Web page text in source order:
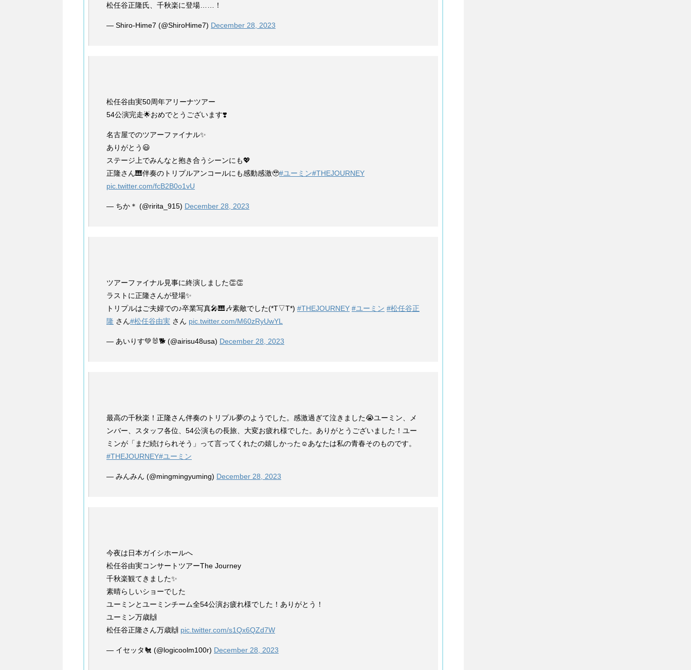
松任谷正隆氏、千秋楽に登場……！
— Shiro-Hime7 (@ShiroHime7) December 28, 2023
松任谷由実50周年アリーナツアー
54公演完走🌟おめでとうございます❣️
名古屋でのツアーファイナル✨
ありがとう😃
ステージ上でみんなと抱き合うシーンにも💖
正隆さん🎹伴奏のトリプルアンコールにも感動感激🥹#ユーミン#THEJOURNEY
pic.twitter.com/fcB2B0o1vU
— ちか＊ (@ririta_915) December 28, 2023
ツアーファイナル見事に終演しました👏👏
ラストに正隆さんが登場✨
トリプルはご夫婦での♪卒業写真🎤🎹🎶素敵でした(*T▽T*) #THEJOURNEY #ユーミン #松任谷正
隆 さん#松任谷由実 さん pic.twitter.com/M60zRyUwYL
— あいりす💚🐰🐕 (@airisu48usa) December 28, 2023
最高の千秋楽！正隆さん伴奏のトリプル夢のようでした。感激過ぎて泣きました😭ユーミン、メ
ンバー、スタッフ各位、54公演もの長旅、大変お疲れ様でした。ありがとうございました！ユー
ミンが「まだ続けられそう」って言ってくれたの嬉しかった☺️あなたは私の青春そのものです。
#THEJOURNEY#ユーミン
— みんみん (@mingmingyuming) December 28, 2023
今夜は日本ガイシホールへ
松任谷由実コンサートツアーThe Journey
千秋楽観てきました✨
素晴らしいショーでした
ユーミンとユーミンチーム全54公演お疲れ様でした！ありがとう！
ユーミン万歳🙌
松任谷正隆さん万歳🙌 pic.twitter.com/s1Qx6QZd7W
— イセッタ🐔 (@logicoolm100r) December 28, 2023